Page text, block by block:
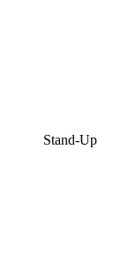
Stand-Up